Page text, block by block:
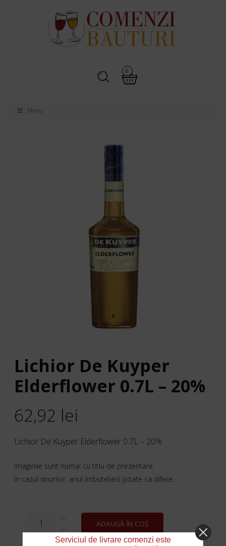
0
Menu
Lichior De Kuyper
Elderflower 0.7L – 20%
62,92 lei
Lichior De Kuyper Elderflower 0.7L – 20%
Imaginile sunt numai cu titlu de prezentare.
In cazul vinurilor, anul imbutelierii poate sa difere.
LICHIOR
DE
KUYPER
ADAUGĂ ÎN COȘ
Serviciul de livrare comenzi este